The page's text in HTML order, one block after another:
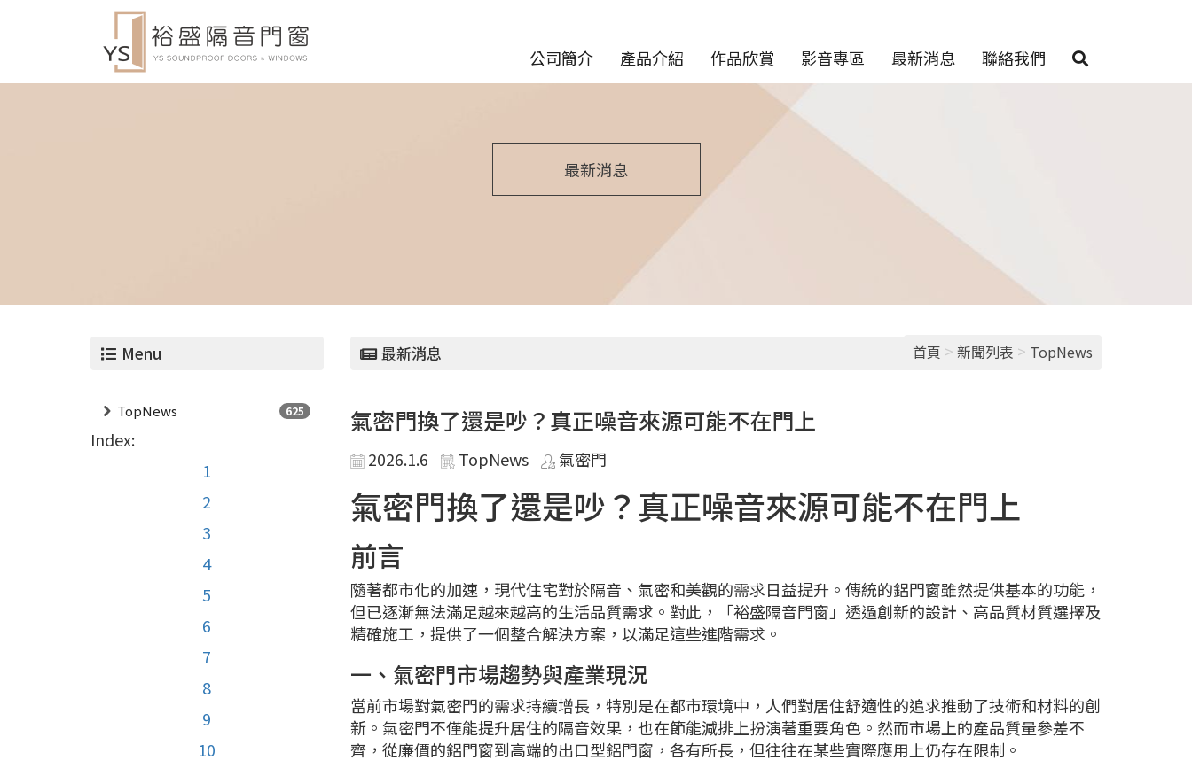
公司簡介 產品介紹 作品欣賞 影音專區 最新消息 聯絡我們
最新消息
Menu
TopNews 625
Index:
1
2
3
4
5
6
7
8
9
10
最新消息 首頁 > 新聞列表 > TopNews
氣密門換了還是吵？真正噪音來源可能不在門上
2026.1.6 TopNews 氣密門
氣密門換了還是吵？真正噪音來源可能不在門上
前言
隨著都市化的加速，現代住宅對於隔音、氣密和美觀的需求日益提升。傳統的鋁門窗雖然提供基本的功能，
但已逐漸無法滿足越來越高的生活品質需求。對此，「裕盛隔音門窗」透過創新的設計、高品質材質選擇及
精確施工，提供了一個整合解決方案，以滿足這些進階需求。
一、氣密門市場趨勢與產業現況
當前市場對氣密門的需求持續增長，特別是在都市環境中，人們對居住舒適性的追求推動了技術和材料的創
新。氣密門不僅能提升居住的隔音效果，也在節能減排上扮演著重要角色。然而市場上的產品質量參差不
齊，從廉價的鋁門窗到高端的出口型鋁門窗，各有所長，但往往在某些實際應用上仍存在限制。